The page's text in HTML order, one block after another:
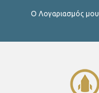
Ο Λογαριασμός μου